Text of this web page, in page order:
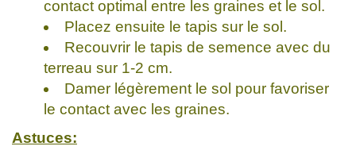
contact optimal entre les graines et le sol.
Placez ensuite le tapis sur le sol.
Recouvrir le tapis de semence avec du
terreau sur 1-2 cm.
Damer légèrement le sol pour favoriser
le contact avec les graines.
Astuces: